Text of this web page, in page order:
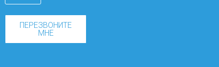
ПЕРЕЗВОНИТЕ
МНЕ